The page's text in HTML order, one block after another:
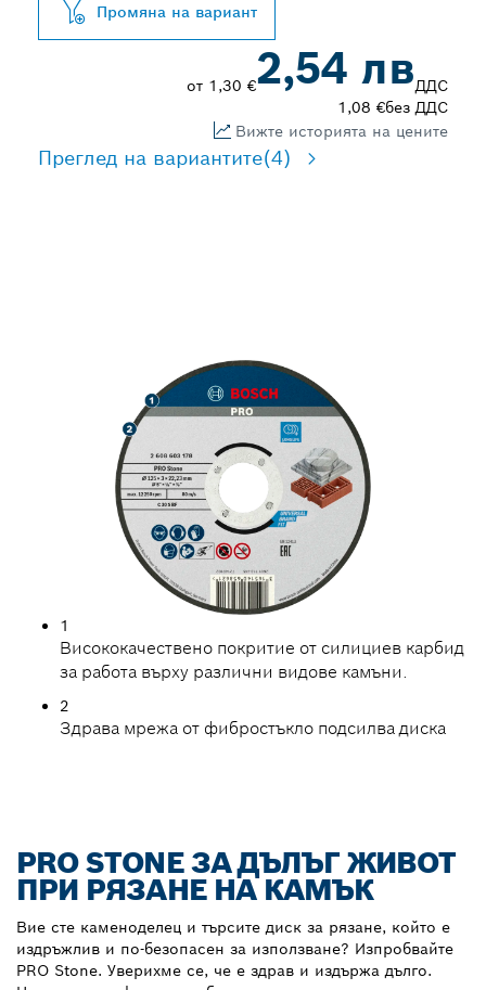
Промяна на вариант
от 1,30 €2,54 лвДДС
1,08 €без ДДС
Вижте историята на цените
Преглед на вариантите(4)
1
Висококачествено покритие от силициев карбид
за работа върху различни видове камъни.
2
Здрава мрежа от фибростъкло подсилва диска
PRO STONE ЗА ДЪЛЪГ ЖИВОТ
ПРИ РЯЗАНЕ НА КАМЪК
Вие сте каменоделец и търсите диск за рязане, който е
издръжлив и по-безопасен за използване? Изпробвайте
PRO Stone. Уверихме се, че е здрав и издържа дълго.